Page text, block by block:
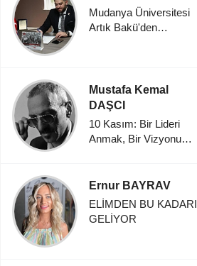
Mudanya Üniversitesi
Artık Bakü'den
Mustafa Kemal
DAŞCI
10 Kasım: Bir Lideri
Anmak, Bir Vizyonu
Ernur BAYRAV
ELİMDEN BU KADARI
GELİYOR